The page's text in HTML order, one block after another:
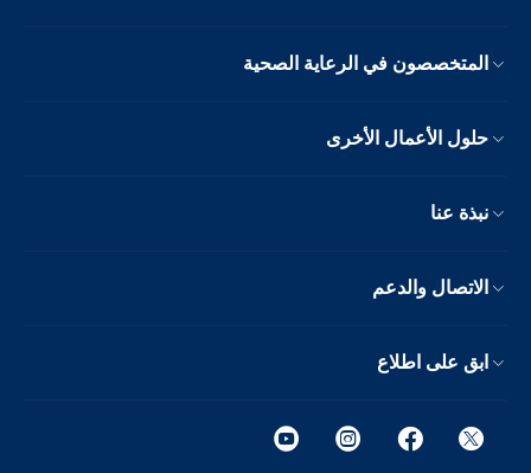
المتخصصون في الرعاية الصحية
حلول الأعمال الأخرى
نبذة عنا
الاتصال والدعم
ابق على اطلاع